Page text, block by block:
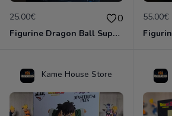
25.00€ 0
Figurine Dragon Ball Super - Goku Black
55.00€
Kame House Store